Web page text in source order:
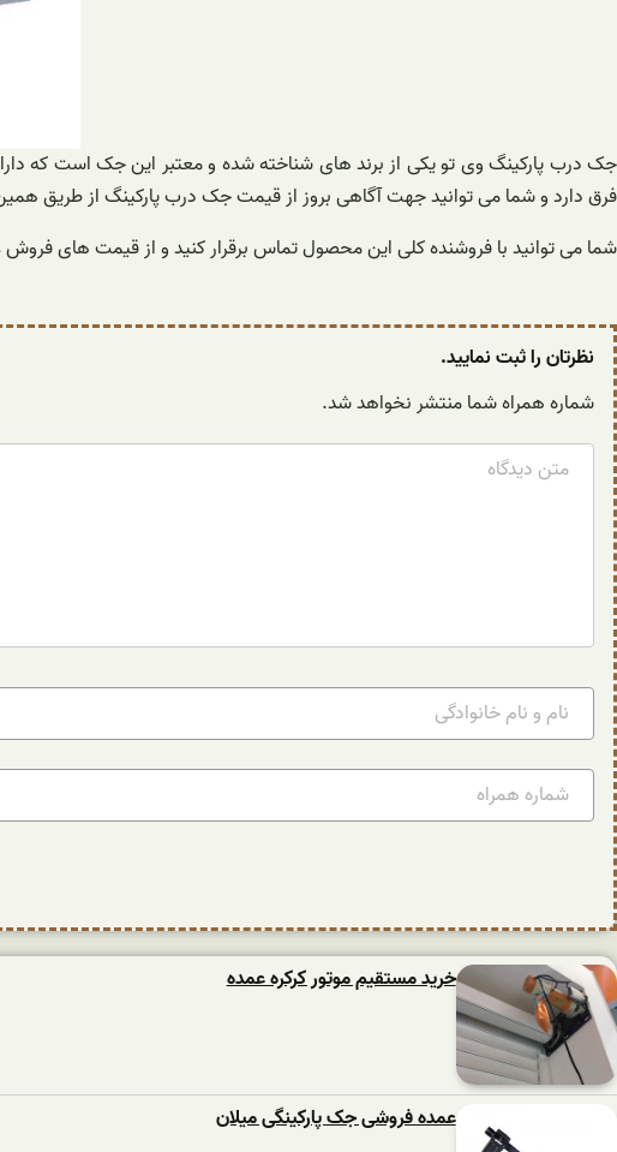
جک درب پارکینگ وی تو یکی از برند های شناخته شده و معتبر این جک است که
فرق دارد و شما می توانید جهت آگاهی بروز از قیمت جک درب پارکینگ از طریق
شما می توانید با فروشنده کلی این محصول تماس برقرار کنید و از قیمت های
نظرتان را ثبت نمایید.
شماره همراه شما منتشر نخواهد شد.
خرید مستقیم موتور کرکره عمده
عمده فروشی جک پارکینگی میلان